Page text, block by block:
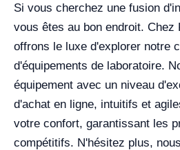
Si vous cherchez une fusion
vous êtes au bon endroit. Chez
offrons le luxe d'explorer notre
d'équipements de laboratoire.
équipement avec un niveau
d'achat en ligne, intuitifs et
votre confort, garantissant les
compétitifs. N'hésitez plus,